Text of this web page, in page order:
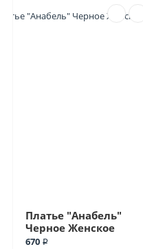
Платье "Анабель"
Черное Женское
670 ₽